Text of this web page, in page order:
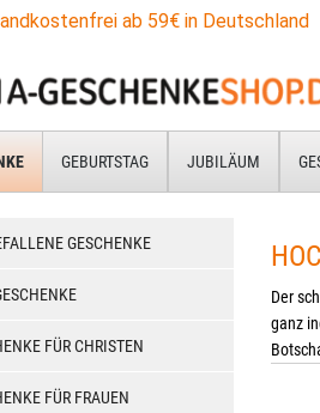
ab 59€ in Deutschland
GEBURTSTAG JUBILÄUM
Der
ganz
GESCHENKE
FÜR CHRISTEN
FÜR FRAUEN